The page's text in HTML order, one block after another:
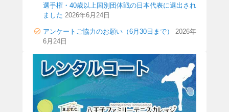
選手権・40歳以上国別団体戦の日本代表に選出され
ました 2026年6月24日
アンケートご協力のお願い（6月30日まで）
2026年
6月24日